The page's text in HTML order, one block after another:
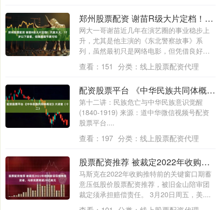
郑州股票配资 谢苗R级大片定档！尺度太大，17岁以下禁看，但隐藏细节更可怕
网大一哥谢苗近几年在演艺圈的事业稳步上
升，尤其是他主演的《东北警察故事》系
列，虽然最初只是网络电影，但凭借良好的
口碑和不....
查看： 151 分类： 线上股票配资代理
配资股票平台 《中华民族共同体概论》大讲堂（十二）
第十二讲：民族危亡与中华民族意识觉醒
(1840-1919) 来源：道中华微信视频号配资
股票平台....
查看： 197 分类： 线上股票配资代理
股票配资推荐 被裁定2022年收购前误导推特投资者，马斯克要赔逾20亿美元
马斯克在2022年收购推特前的关键窗口期蓄
意压低股价股票配资推荐，被旧金山陪审团
裁定须承担赔偿责任。 3月20日周五，美....